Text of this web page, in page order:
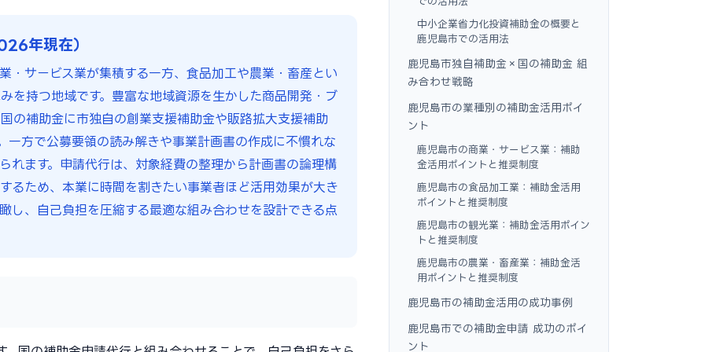
年現在）
・サービス業が集積する一方、食品加工や農業・畜産とい
を持つ地域です。豊富な地域資源を生かした商品開発・ブ
の補助金に市独自の創業支援補助金や販路拡大支援補助
一方で公募要領の読み解きや事業計画書の作成に不慣れな
れます。申請代行は、対象経費の整理から計画書の論理構
るため、本業に時間を割きたい事業者ほど活用効果が大き
し、自己負担を圧縮する最適な組み合わせを設計できる点
中小企業省力化投資補助金の概要と
鹿児島市での活用法
鹿児島市独自補助金×国の補助金 組
み合わせ戦略
鹿児島市の業種別の補助金活用ポイ
ント
鹿児島市の商業・サービス業：補助
金活用ポイントと推奨制度
鹿児島市の食品加工業：補助金活用
ポイントと推奨制度
鹿児島市の観光業：補助金活用ポイン
トと推奨制度
鹿児島市の農業・畜産業：補助金活
用ポイントと推奨制度
鹿児島市の補助金活用の成功事例
鹿児島市での補助金申請 成功のポイ
ント